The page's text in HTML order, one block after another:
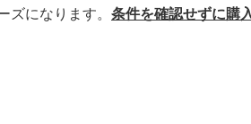
になります。 条件を確認せずに購